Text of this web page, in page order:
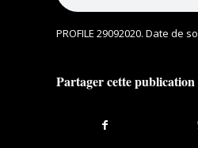
PROFILE 29092020. Date de
Partager cette publication